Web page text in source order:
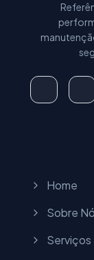
Home
Sobre
Serviços